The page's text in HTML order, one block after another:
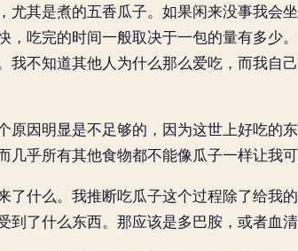
其是煮的五香瓜子。如果闲来没事我会
，吃完的时间一般取决于一包的量有多少
我不知道其他人为什么那么爱吃，而我自
因明显是不足够的，因为这世上好吃的
乎所有其他食物都不能像瓜子一样让我可
什么。我推断吃瓜子这个过程除了给我
了什么东西。那应该是多巴胺，或者血清